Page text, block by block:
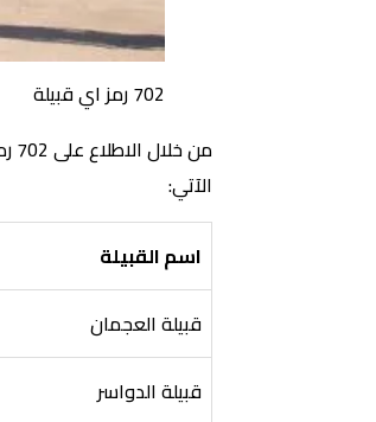
702 رمز اي قبيلة
الآتي:
اسم القبيلة
قبيلة العجمان
قبيلة الدواسر